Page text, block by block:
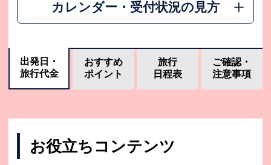
カレンダー・受付状況の見方
出発日・
旅行代金
おすすめ
ポイント
旅行
日程表
ご確認・
注意事項
お役立ちコンテンツ